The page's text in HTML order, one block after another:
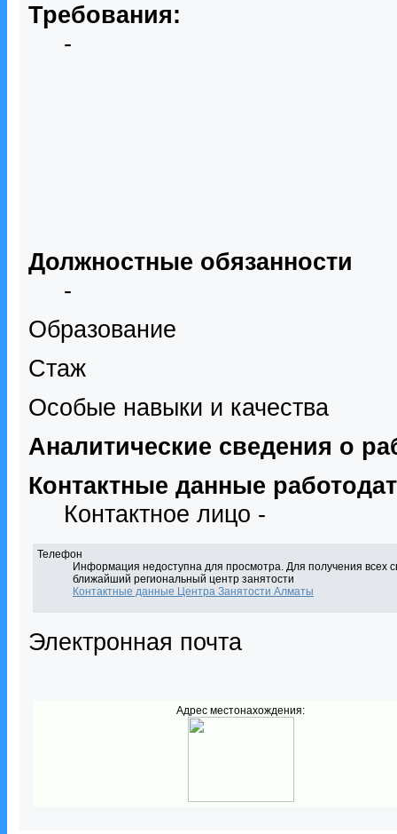
Требования:
-
Должностные обязанности
-
Образование
Стаж
Особые навыки и качества
Аналитические сведения о
Контактные данные
Контактное лицо -
Телефон
Информация недоступна для просмотра. Для получения всех
ближайший региональный центр занятости
Контактные данные Центра Занятости Алматы
Электронная почта
Адрес местонахождения: